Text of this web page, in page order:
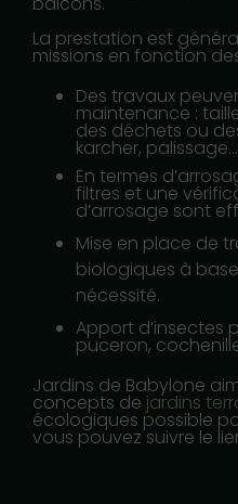
La prestation est
missions en fonction
Des travaux
maintenance :
des déchets ou
karcher, palissage…
En termes
filtres et une
d’arrosage sont
Mise en place de
biologiques à
nécessité.
Apport d’insectes
puceron,
Jardins de Babylone
concepts de jardins
écologiques possible
vous pouvez suivre le